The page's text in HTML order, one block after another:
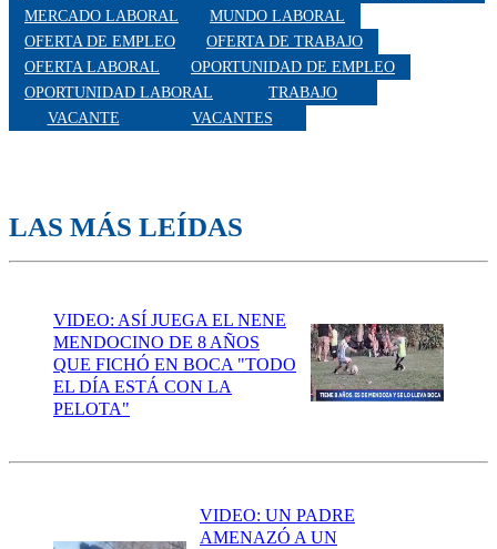
MERCADO LABORAL
MUNDO LABORAL
OFERTA DE EMPLEO
OFERTA DE TRABAJO
OFERTA LABORAL
OPORTUNIDAD DE EMPLEO
OPORTUNIDAD LABORAL
TRABAJO
VACANTE
VACANTES
LAS MÁS LEÍDAS
VIDEO: ASÍ JUEGA EL NENE
MENDOCINO DE 8 AÑOS
QUE FICHÓ EN BOCA "TODO
EL DÍA ESTÁ CON LA
PELOTA"
VIDEO: UN PADRE
AMENAZÓ A UN